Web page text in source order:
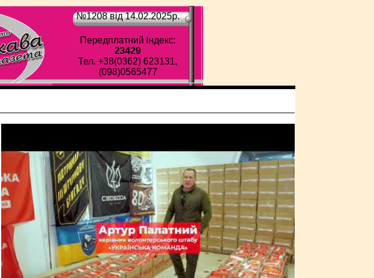
№1208 від 14.02.2025p.
Передплатний індекс:
23429
Тел. +38(0362) 623131,
(098)0565477